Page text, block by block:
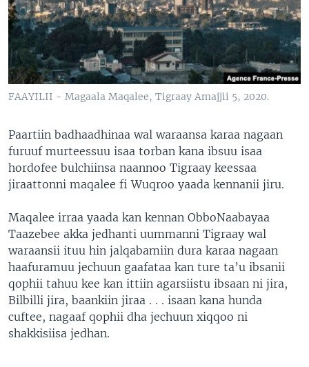
FAAYILII - Magaala Maqalee, Tigraay Amajjii 5, 2020.
Paartiin badhaadhinaa wal waraansa karaa nagaan
furuuf murteessuu isaa torban kana ibsuu isaa
hordofee bulchiinsa naannoo Tigraay keessaa
jiraattonni maqalee fi Wuqroo yaada kennanii jiru.
Maqalee irraa yaada kan kennan ObboNaabayaa
Taazebee akka jedhanti uummanni Tigraay wal
waraansii ituu hin jalqabamiin dura karaa nagaan
haafuramuu jechuun gaafataa kan ture ta’u ibsanii
qophii tahuu kee kan ittiin agarsiistu ibsaan ni jira,
Bilbilli jira, baankiin jiraa . . . isaan kana hunda
cuftee, nagaaf qophii dha jechuun xiqqoo ni
shakkisiisa jedhan.